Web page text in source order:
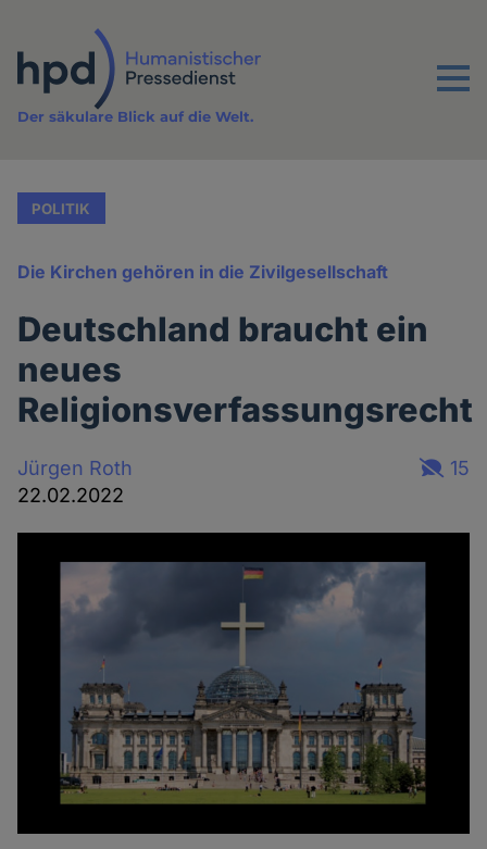
Inhalt
Menu
Der säkulare Blick auf die Welt.
POLITIK
Die Kirchen gehören in die Zivilgesellschaft
Deutschland braucht ein
neues
Religionsverfassungsrecht
Jürgen Roth
22.02.2022
15